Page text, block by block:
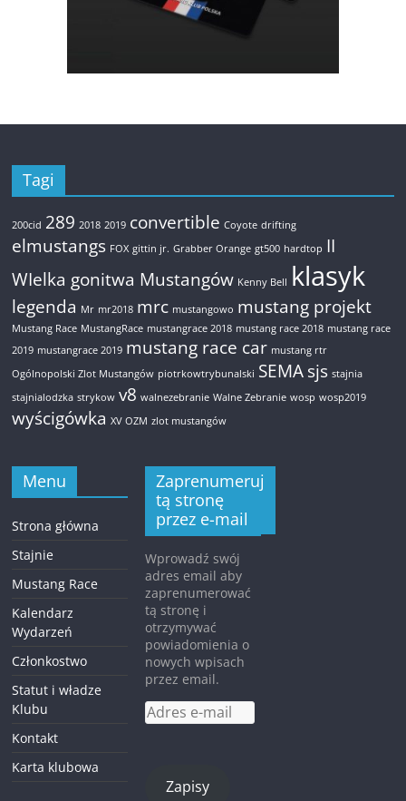
Tagi
200cid 289 2018 2019 convertible Coyote drifting
elmustangs FOX gittin jr. Grabber Orange gt500 hardtop II
WIelka gonitwa Mustangów Kenny Bell klasyk
legenda Mr mr2018 mrc mustangowo mustang projekt
Mustang Race MustangRace mustangrace 2018 mustang race 2018 mustang race
2019 mustangrace 2019 mustang race car mustang rtr
Ogólnopolski Zlot Mustangów piotrkowtrybunalski SEMAsjs stajnia
stajnialodzka strykow v8 walnezebranie Walne Zebranie wosp wosp2019
wyścigówka XV OZM zlot mustangów
Menu
Strona główna
Stajnie
Mustang Race
Kalendarz
Wydarzeń
Członkostwo
Statut i władze
Klubu
Kontakt
Karta klubowa
Zaprenumeruj
tą stronę
przez e-mail
Wprowadź swój
adres email aby
zaprenumerować
tą stronę i
otrzymywać
powiadomienia o
nowych wpisach
przez email.
Adres
e-
Zapisy